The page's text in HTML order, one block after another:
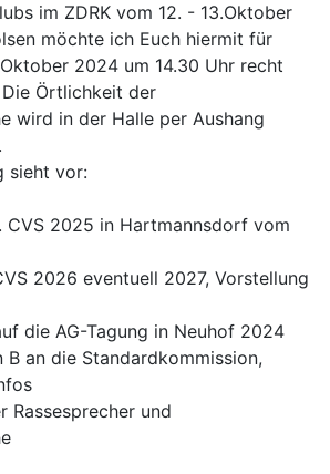
im ZDRK vom 12. - 13.Oktober
möchte ich Euch hiermit für
2024 um 14.30 Uhr recht
Örtlichkeit der
wird in der Halle per Aushang
sieht vor:
CVS 2025 in Hartmannsdorf vom
2026 eventuell 2027, Vorstellung
die AG-Tagung in Neuhof 2024
B an die Standardkommission,
Rassesprecher und